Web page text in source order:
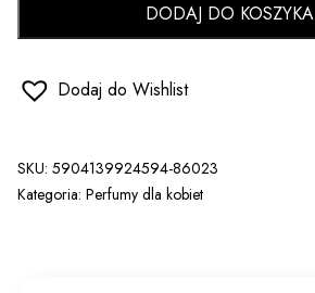
DODAJ DO KOSZYKA
Dodaj do Wishlist
SKU: 5904139924594-86023
Kategoria: Perfumy dla kobiet